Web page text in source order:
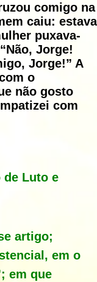
comigo na
caiu: estava
puxava-
Jorge!
Jorge!” A
o
não gosto
com
de Luto e
artigo;
em o
em que